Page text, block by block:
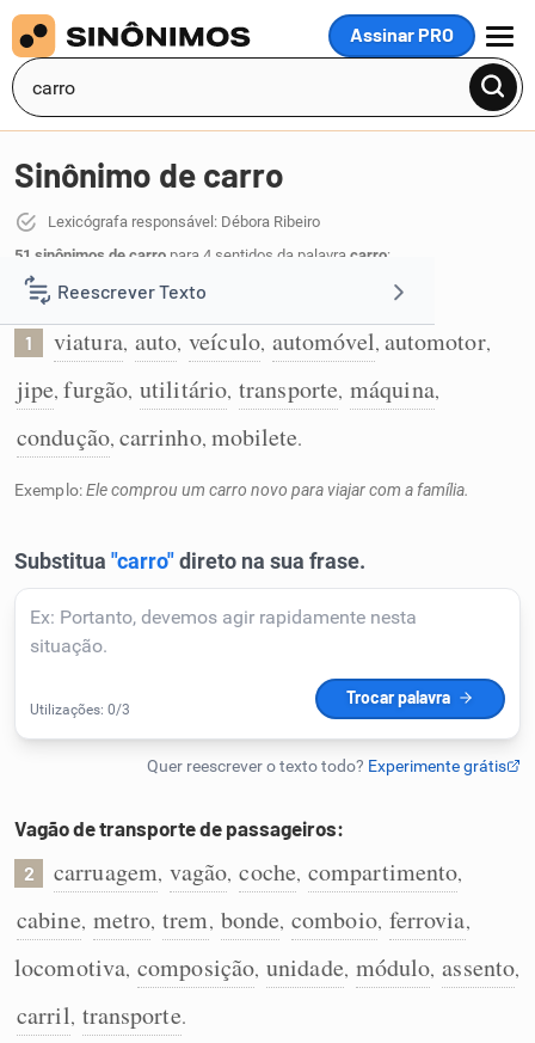
Assinar PRO
MENU
Reescrever Texto
Resumir Texto
Corrigir Texto
Detector de IA
Humanizador de IA
Caça-palavras
Dicionário
Sinônimos
Sinônimo de carro
Lexicógrafa responsável: Débora Ribeiro
51 sinônimos de carro para 4 sentidos da palavra carro:
Automóvel:
1 viatura, auto, veículo, automóvel, automotor,
jipe,furgão, utilitário, transporte, máquina,
condução, carrinho, mobilete.
Exemplo:Ele comprou um carro novo para viajar com a família.
Vagão de transporte de passageiros:
2 carruagem, vagão, coche, compartimento,
cabine, metro, trem, bonde, comboio, ferrovia,
locomotiva, composição, unidade, módulo, assento,
carril, transporte.